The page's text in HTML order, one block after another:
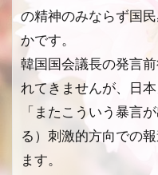
の精神のみならず国
かです。
韓国国会議長の発言
れてきませんが、日
「またこういう暴言
る）刺激的方向での
ます。